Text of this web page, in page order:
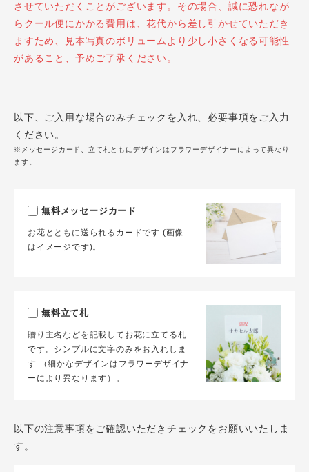
させていただくことがございます。その場合、誠に恐れなが
らクール便にかかる費用は、花代から差し引かせていただき
ますため、見本写真のボリュームより少し小さくなる可能性
があること、予めご了承ください。
以下、ご入用な場合のみチェックを入れ、必要事項をご入力
ください。
※メッセージカード、立て札ともにデザインはフラワーデザイナーによって異なり
ます。
無料メッセージカード
お花とともに送られるカードです (画像
はイメージです)。
無料立て札
贈り主名などを記載してお花に立てる札
です。シンプルに文字のみをお入れしま
す （細かなデザインはフラワーデザイナ
ーにより異なります）。
以下の注意事項をご確認いただきチェックをお願いいたしま
す。